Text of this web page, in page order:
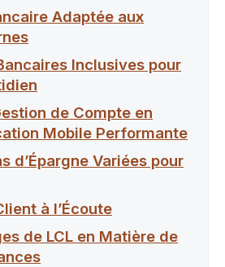
Adaptée aux
Inclusives pour
de Compte en
Mobile Performante
d’Épargne Variées pour
à l’Écoute
de LCL en Matière de